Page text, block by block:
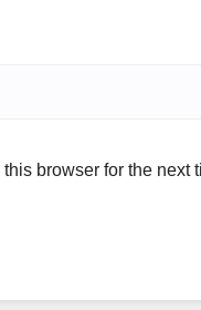
browser for the next